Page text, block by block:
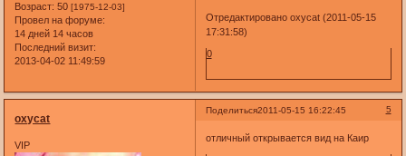
Возраст: 50[1975-12-03]
Провел на форуме:
14 дней 14 часов
Последний визит:
2013-04-02 11:49:59
Отредактировано oxycat (2011-05-15
17:31:58)
0
Поделиться 5
2011-05-15 16:22:45
oxycat
VIP
отличный открывается вид на Каир